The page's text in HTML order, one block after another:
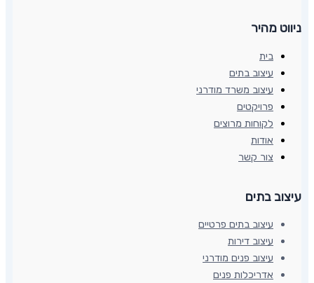
ניווט מהיר
בית
עיצוב בתים
עיצוב משרד מודרני
פרויקטים
לקוחות מרוצים
אודות
צור קשר
עיצוב בתים​
עיצוב בתים פרטיים
עיצוב דירות
עיצוב פנים מודרני
אדריכלות פנים